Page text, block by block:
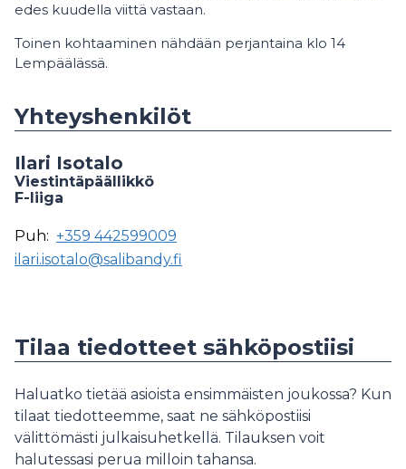
edes kuudella viittä vastaan.
Toinen kohtaaminen nähdään perjantaina klo 14
Lempäälässä.
Yhteyshenkilöt
Ilari Isotalo
Viestintäpäällikkö
F-liiga
Puh: +359 442599009
ilari.isotalo@salibandy.fi
Tilaa tiedotteet sähköpostiisi
Haluatko tietää asioista ensimmäisten joukossa? Kun
tilaat tiedotteemme, saat ne sähköpostiisi
välittömästi julkaisuhetkellä. Tilauksen voit
halutessasi perua milloin tahansa.